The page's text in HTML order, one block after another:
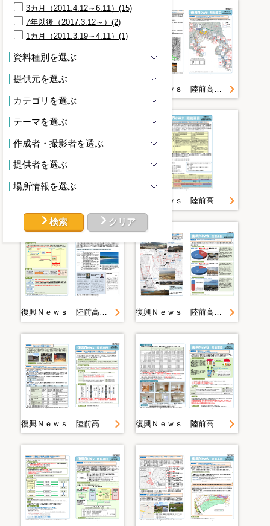
3カ月（2011.4.12～6.11）(15)
7年以後（2017.3.12～）(2)
1カ月（2011.3.19～4.11）(1)
資料種別を選ぶ
提供元を選ぶ
カテゴリを選ぶ
テーマを選ぶ
作成者・撮影者を選ぶ
提供者を選ぶ
場所情報を選ぶ
検索 クリア